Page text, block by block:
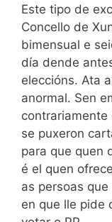
Este tipo de
Concello de
bimensual e
día dende
eleccións. Ata
anormal. Sen
contrariamente
se puxeron
para que quen
é el quen
as persoas
en que lle pide